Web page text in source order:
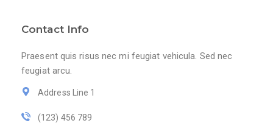
Contact Info
Praesent quis risus nec mi feugiat vehicula. Sed nec
feugiat arcu.
Address Line 1
(123) 456 789